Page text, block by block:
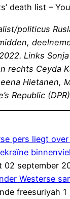
death list –
politicus
Links
rechts Ceyda
Hietanen,
Republic (DPR)
pers liegt
binnenviel
02 september
Westerse
freesuriyah